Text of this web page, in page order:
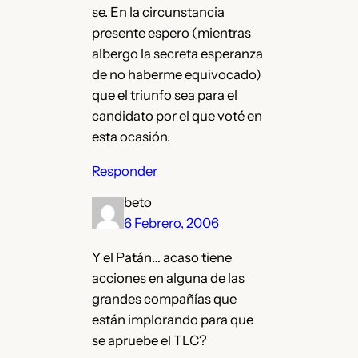
se. En la circunstancia
presente espero (mientras
albergo la secreta esperanza
de no haberme equivocado)
que el triunfo sea para el
candidato por el que voté en
esta ocasión.
Responder
beto
6 Febrero, 2006
Y el Patán… acaso tiene
acciones en alguna de las
grandes compañías que
están implorando para que
se apruebe el TLC?